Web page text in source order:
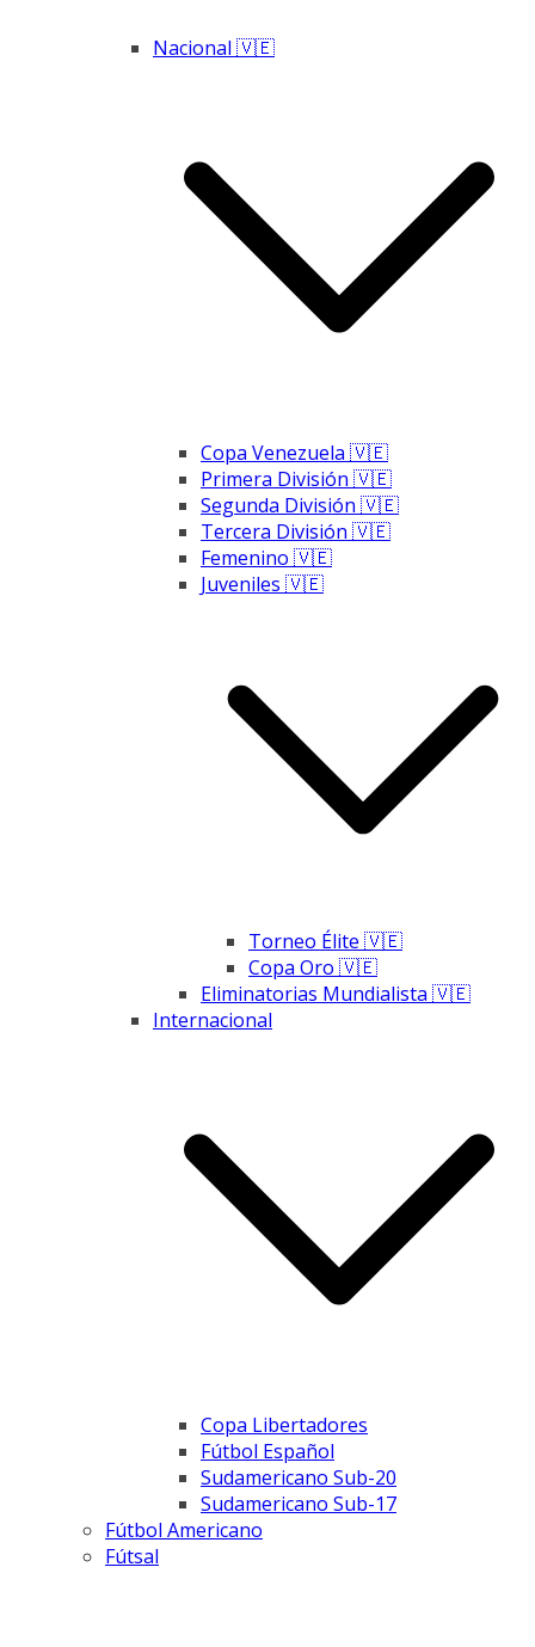
Nacional 🇻🇪
Copa Venezuela 🇻🇪
Primera División 🇻🇪
Segunda División 🇻🇪
Tercera División 🇻🇪
Femenino 🇻🇪
Juveniles 🇻🇪
Torneo Élite 🇻🇪
Copa Oro 🇻🇪
Eliminatorias Mundialista 🇻🇪
Internacional
Copa Libertadores
Fútbol Español
Sudamericano Sub-20
Sudamericano Sub-17
Fútbol Americano
Fútsal